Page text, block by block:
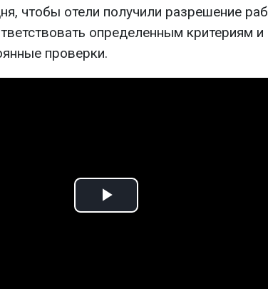
чтобы отели получили разрешение
определенным критериям и
проверки.
Play